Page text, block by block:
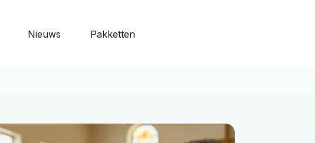
Nieuws Pakketten